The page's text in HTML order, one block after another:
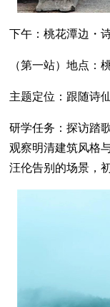
下午：桃花潭边・
（第一站）地点：
主题定位：跟随诗
研学任务：探访踏
观察明清建筑风格
汪伦告别的场景，